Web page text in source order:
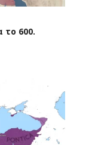
το 600.